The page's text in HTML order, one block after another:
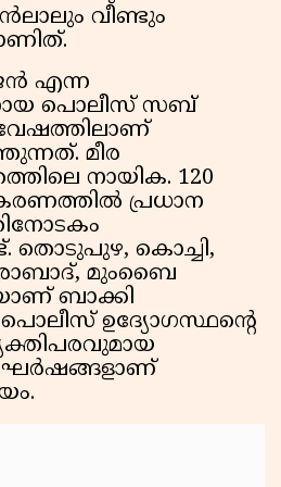
വീണ്ടും
എന്ന
പൊലീസ് സബ്
മീര
നായിക. 120
പ്രധാന
തൊടുപുഴ, കൊച്ചി,
മുംബൈ
ബാക്കി
പൊലീസ് ഉദ്യോഗസ്ഥന്റെ